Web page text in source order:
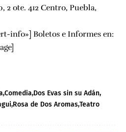
2 ote. 412 Centro, Puebla,
info»] Boletos e Informes en:
Comedia Dos Evas sin su Adán
Rosa de Dos AromasTeatro